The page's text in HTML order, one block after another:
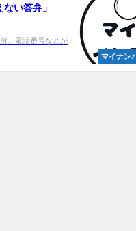
い答弁」
、電話番号などが
マイナン